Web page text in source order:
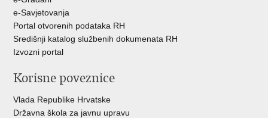
e-Savjetovanja
Portal otvorenih podataka RH
Središnji katalog službenih dokumenata RH
Izvozni portal
Korisne poveznice
Vlada Republike Hrvatske
Državna škola za javnu upravu